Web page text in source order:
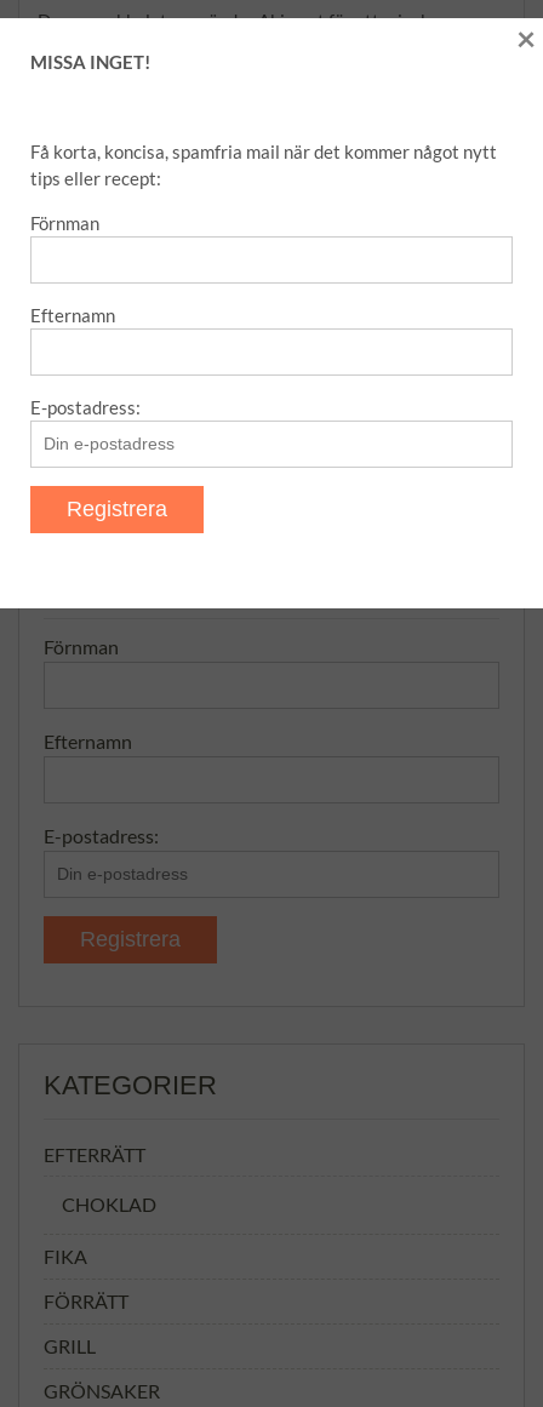
Denna webbplats använder Akismet för att minska
SENASTE POSTER
Amaretti – italienska mandelkakor
Matmuffins
Nyttiga banan- och havrepannkakor
Bas för rub/grillkrydda
Det här med Blomkåls”biff”
Förnman
Efternamn
E-postadress:
KATEGORIER
EFTERRÄTT
CHOKLAD
FIKA
FÖRRÄTT
GRILL
GRÖNSAKER
MISSA INGET!
Få korta, koncisa, spamfria mail när det kommer något nytt
tips eller recept:
Förnman
Efternamn
E-postadress:
×